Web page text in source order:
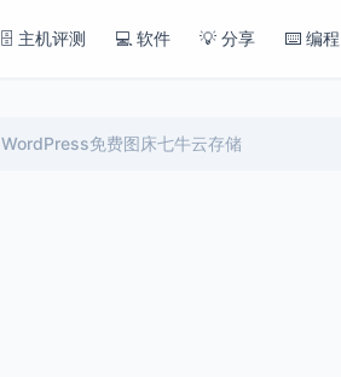
🗄️ 主机评测 💻 软件 💡 分享 ⌨️ 编程
WordPress免费图床七牛云存储